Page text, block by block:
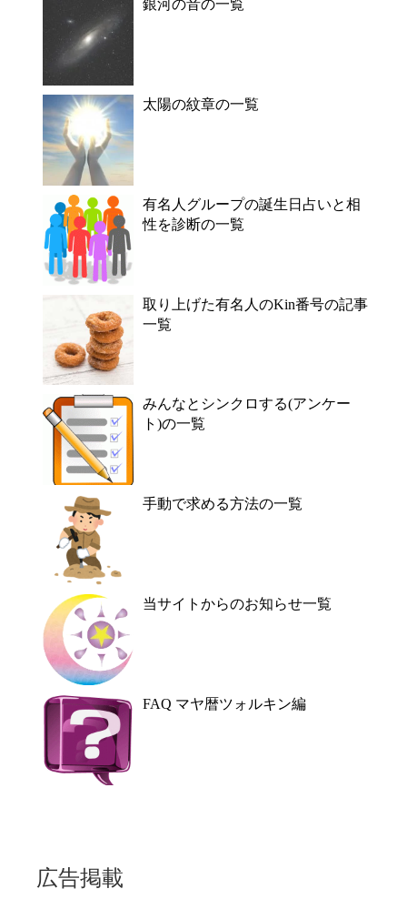
銀河の音の一覧
太陽の紋章の一覧
有名人グループの誕生日占いと相
性を診断の一覧
取り上げた有名人のKin番号の記事
一覧
みんなとシンクロする(アンケー
ト)の一覧
手動で求める方法の一覧
当サイトからのお知らせ一覧
FAQ マヤ暦ツォルキン編
広告掲載